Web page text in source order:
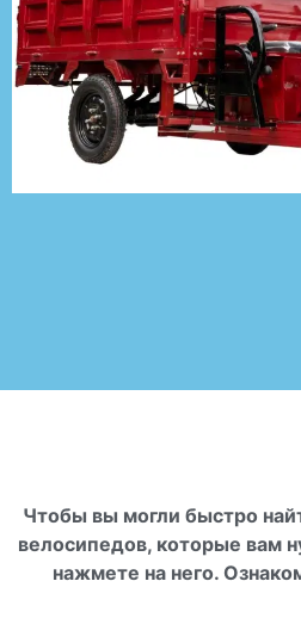
Чтобы вы могли быстро
велосипедов, которые вам
нажмете на него.